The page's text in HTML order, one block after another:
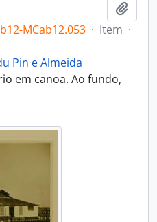
MCab12.053 · Item ·
Pin e Almeida
em canoa. Ao fundo,